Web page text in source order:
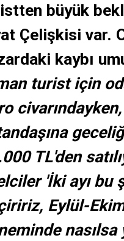
büyük
Çelişkisi var.
kaybı
turist için
TL'den
'İki ayı bu
Eylül-
nasılsa